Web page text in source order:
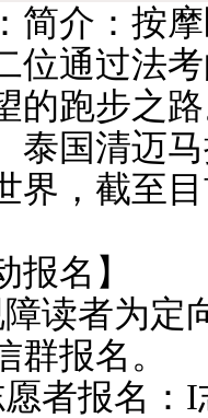
简介：按
位通过法
的跑步之
泰国清迈
界 ， 截至
报名】
读者为定
群报名。
者报名： I